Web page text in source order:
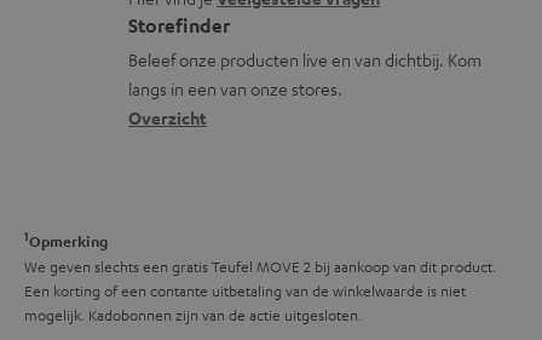
e
r
m
a
s
s
a
r
c
t
i
n
m
a
Storefinder
Beleef onze producten live en van dichtbij. Kom
langs in een van onze stores.
Overzicht
1Opmerking
We geven slechts een gratis Teufel MOVE 2 bij aankoop van dit product.
Een korting of een contante uitbetaling van de winkelwaarde is niet
mogelijk. Kadobonnen zijn van de actie uitgesloten.